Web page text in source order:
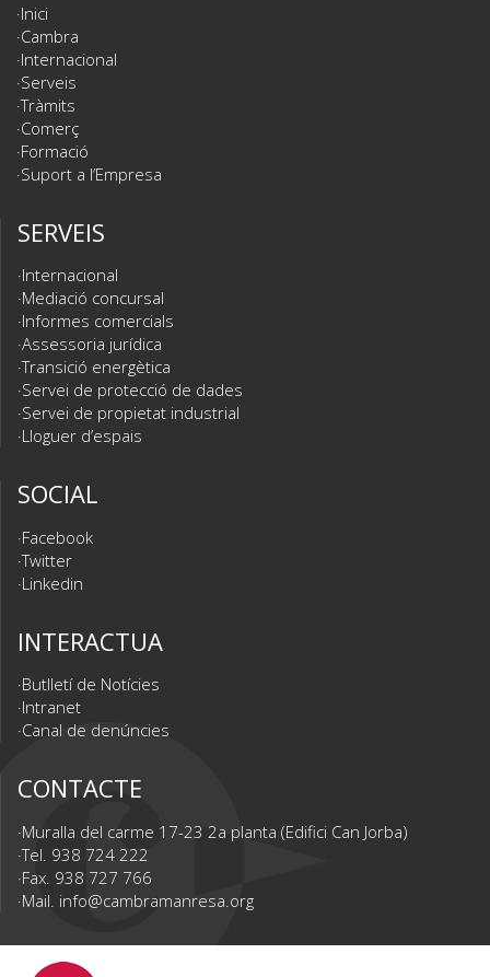
Inici
Cambra
Internacional
Serveis
Tràmits
Comerç
Formació
Suport a l’Empresa
SERVEIS
Internacional
Mediació concursal
Informes comercials
Assessoria jurídica
Transició energètica
Servei de protecció de dades
Servei de propietat industrial
Lloguer d’espais
SOCIAL
Facebook
Twitter
Linkedin
INTERACTUA
Butlletí de Notícies
Intranet
Canal de denúncies
CONTACTE
Muralla del carme 17-23 2a planta (Edifici Can Jorba)
Tel. 938 724 222
Fax. 938 727 766
Mail. info@cambramanresa.org